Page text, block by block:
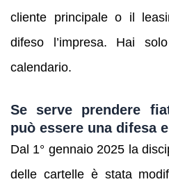
cliente principale o il
difeso l’impresa. Hai
calendario.
Se serve prendere
può essere una difesa
Dal 1° gennaio 2025 la
delle cartelle è stata